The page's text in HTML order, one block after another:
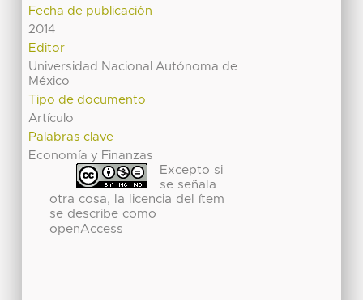
Fecha de publicación
2014
Editor
Universidad Nacional Autónoma de
México
Tipo de documento
Artículo
Palabras clave
Economía y Finanzas
Excepto si
se señala
otra cosa, la licencia del ítem
se describe como
openAccess